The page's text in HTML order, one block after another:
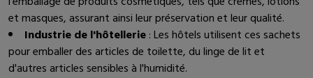
et masques, assurant ainsi leur préservation et leur qualité.
Industrie de l'hôtellerie: Les hôtels utilisent ces sachets
pour emballer des articles de toilette, du linge de lit et
d'autres articles sensibles à l'humidité.